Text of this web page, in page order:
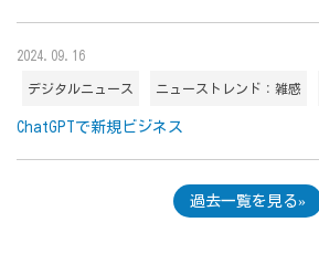
2024.09.16
デジタルニュース ニューストレンド：雑感
ChatGPTで新規ビジネス
過去一覧を見る